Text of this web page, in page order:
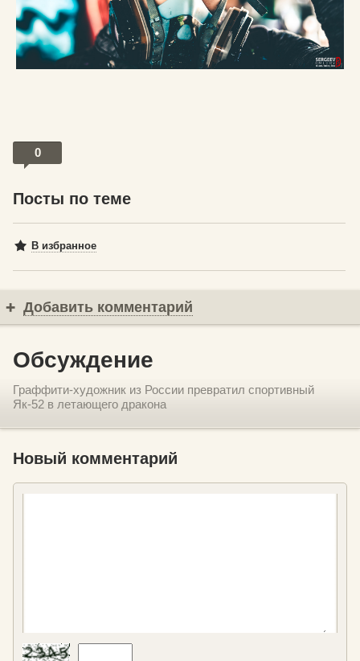
0
Посты по теме
В избранное
Добавить комментарий
Обсуждение
Граффити-художник из России превратил спортивный
Як-52 в летающего дракона
Новый комментарий